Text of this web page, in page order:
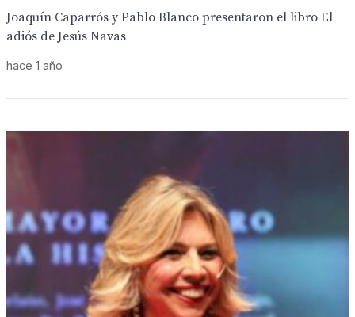
Joaquín Caparrós y Pablo Blanco presentaron el libro El
adiós de Jesús Navas
hace 1 año